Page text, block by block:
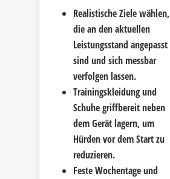
Realistische Ziele wählen,
die an den aktuellen
Leistungsstand angepasst
sind und sich messbar
verfolgen lassen.
Trainingskleidung und
Schuhe griffbereit neben
dem Gerät lagern, um
Hürden vor dem Start zu
reduzieren.
Feste Wochentage und